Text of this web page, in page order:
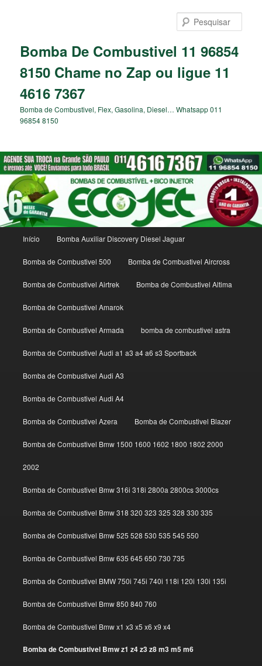
principalBomba De Combustivel 11 96854
8150 Chame no Zap ou ligue 11
4616 7367
Bomba de Combustivel, Flex, Gasolina, Diesel… Whatsapp 011
96854 8150
principal
Início Bomba Auxiliar Discovery Diesel Jaguar
Bomba de Combustivel 500 Bomba de Combustivel Aircross
Bomba de Combustivel Airtrek Bomba de Combustivel Altima
Bomba de Combustivel Amarok
Bomba de Combustivel Armada bomba de combustivel astra
Bomba de Combustivel Audi a1 a3 a4 a6 s3 Sportback
Bomba de Combustivel Audi A3
Bomba de Combustivel Audi A4
Bomba de Combustivel Azera Bomba de Combustivel Blazer
Bomba de Combustivel Bmw 1500 1600 1602 1800 1802 2000
2002
Bomba de Combustivel Bmw 316i 318i 2800a 2800cs 3000cs
Bomba de Combustivel Bmw 318 320 323 325 328 330 335
Bomba de Combustivel Bmw 525 528 530 535 545 550
Bomba de Combustivel Bmw 635 645 650 730 735
Bomba de Combustivel BMW 750i 745i 740i 118i 120i 130i 135i
Bomba de Combustivel Bmw 850 840 760
Bomba de Combustivel Bmw x1 x3 x5 x6 x9 x4
Bomba de Combustivel Bmw z1 z4 z3 z8 m3 m5 m6